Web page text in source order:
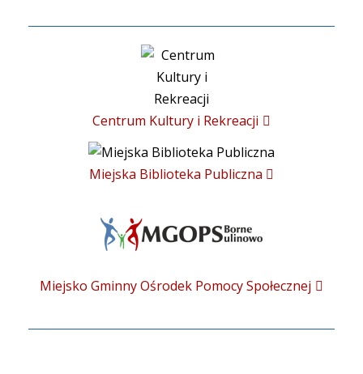
Centrum Kultury i Rekreacji
Miejska Biblioteka Publiczna
Miejsko Gminny Ośrodek Pomocy Społecznej